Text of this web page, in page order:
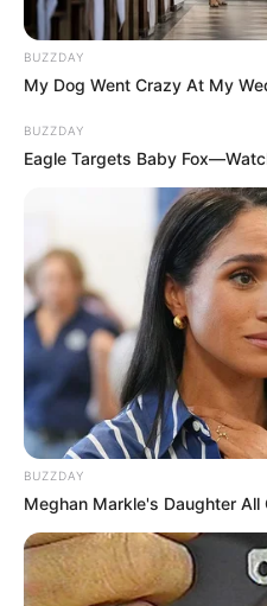
ΥΠΑΡΧΕΙ ΠΕΡΙΠΤΩΣΗ
προϋποθέσεις βέβαια, αλλά
Ρωσία λοιπόν τις τελευταίες
δραστηριότητα των δυτικών
ΚΟΙΝΩΝΙΚΑ ΔΙΚΤΥΑ
FACEBOOK
YOUTUBE
EMAIL
BUZZDAY
My Dog Went Crazy At My
BUZZDAY
Eagle Targets Baby
BUZZDAY
Meghan Markle's Daughter